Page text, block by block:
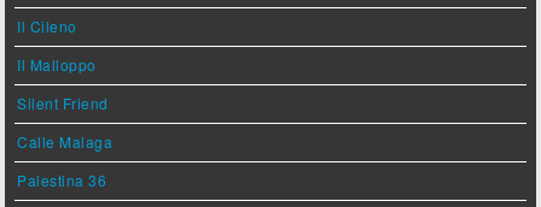
Il Cileno
Il Malloppo
Silent Friend
Calle Malaga
Palestina 36